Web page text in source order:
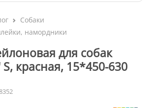
Собаки
намордники
для собак
красная, 15*450-630